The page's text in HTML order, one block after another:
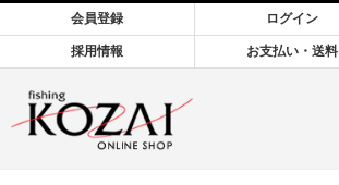
会員登録 ログイン
採用情報 お支払い・送料